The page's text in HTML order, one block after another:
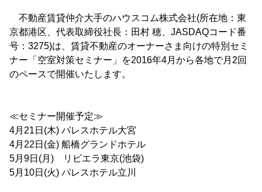
不動産賃貸仲介大手のハウスコム株式会社(所在地：東
京都港区、代表取締役社長：田村 穂、JASDAQコード番
号：3275)は、賃貸不動産のオーナーさま向けの特別セミ
ナー「空室対策セミナー」を2016年4月から各地で月2回
のペースで開催いたします。
≪セミナー開催予定≫
4月21日(木) パレスホテル大宮
4月22日(金) 船橋グランドホテル
5月9日(月) リビエラ東京(池袋)
5月10日(火) パレスホテル立川